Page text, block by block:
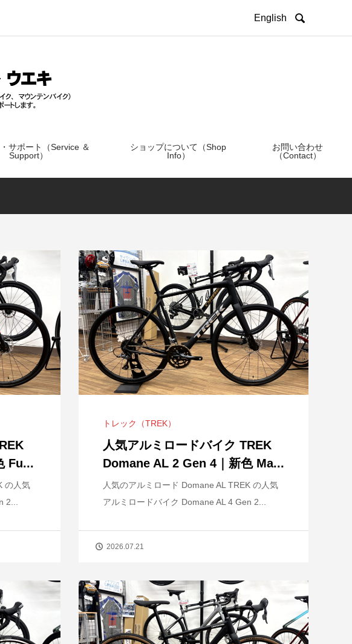
English 
サポート（Service ＆
Support）
ショップについて（Shop
Info）
お問い合わせ
（Contact）
TREK トライアスロンバイク
Speed Conc...
GUSTO COBRA SPORT 入荷し
ました！
TREK Domane SL 5 Gen 4
SPECIALIZED ALLEZ SPRINT
シマノ オフロードシューズ 新
商品 SH-XC302...
フィジーク シューズ TEMPO
R5 POWERS...
新年あけましておめでとうござ
います！
ANCHOR RP9 ULTEGRA完成
車受注開始！
Fu...
の人気
2...
トレック（TREK）
人気アルミロードバイク TREK
Domane AL 2 Gen 4｜新色 Ma...
人気のアルミロード Domane AL TREK の人気
アルミロードバイク Domane AL 4 Gen 2...
2026.07.21